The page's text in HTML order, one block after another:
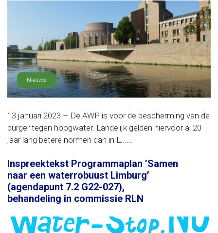
Nieuws
13 januari 2023 – De AWP is voor de bescherming van de
burger tegen hoogwater. Landelijk gelden hiervoor al 20
jaar lang betere normen dan in L......
Inspreektekst Programmaplan ’Samen
naar een waterrobuust Limburg’
(agendapunt 7.2 G22-027),
behandeling in commissie RLN